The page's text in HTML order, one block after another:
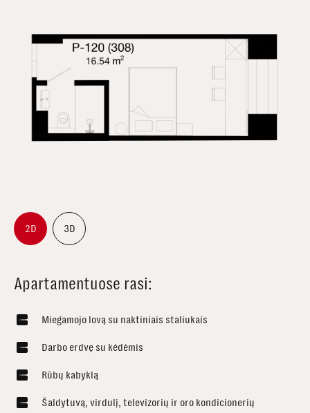
2D 3D
Apartamentuose rasi:
Miegamojo lovą su naktiniais staliukais
Darbo erdvę su kėdėmis
Rūbų kabyklą
Šaldytuvą, virdulį, televizorių ir oro kondicionerių